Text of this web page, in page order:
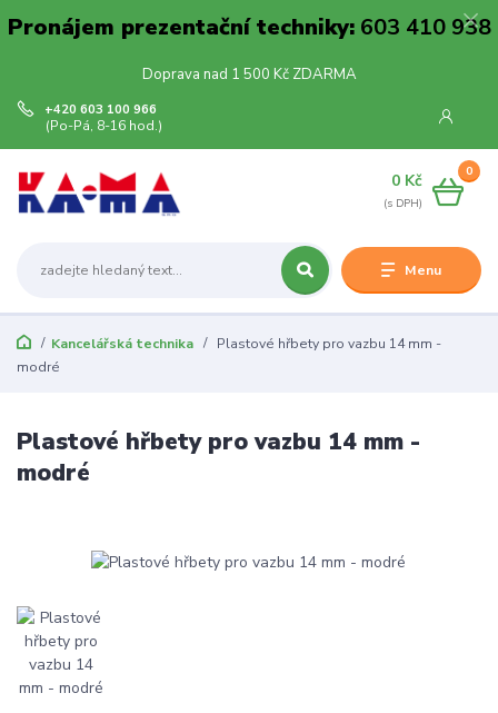
Pronájem prezentační techniky:603 410 938
Doprava nad 1 500 Kč ZDARMA
Menu
+420 603 100 966
(Po-Pá, 8-16 hod.)
0
0 Kč
Kancelářská technika
Plastové hřbety pro vazbu 14 mm -
modré
Plastové hřbety pro vazbu 14 mm -
modré